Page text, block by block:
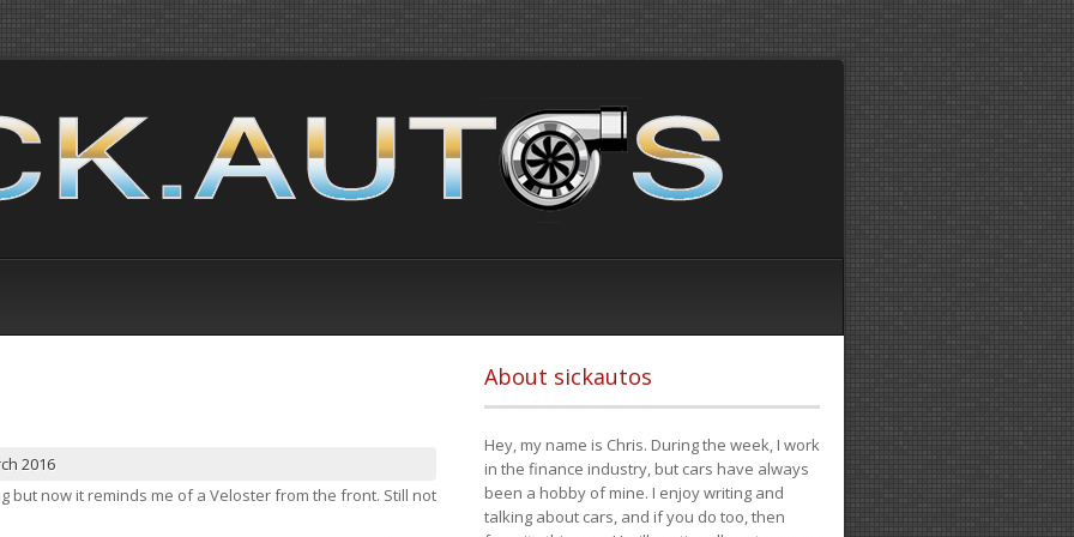
2016
but now it reminds me of a Veloster from the front. Still not
About sickautos
Hey, my name is Chris. During the week, I work
in the finance industry, but cars have always
been a hobby of mine. I enjoy writing and
talking about cars, and if you do too, then